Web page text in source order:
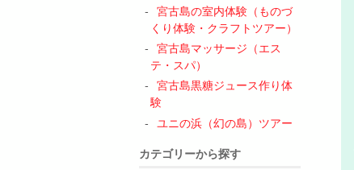
宮古島の室内体験（ものづ
くり体験・クラフトツアー）
宮古島マッサージ（エス
テ・スパ）
宮古島黒糖ジュース作り体
験
ユニの浜（幻の島）ツアー
カテゴリーから探す